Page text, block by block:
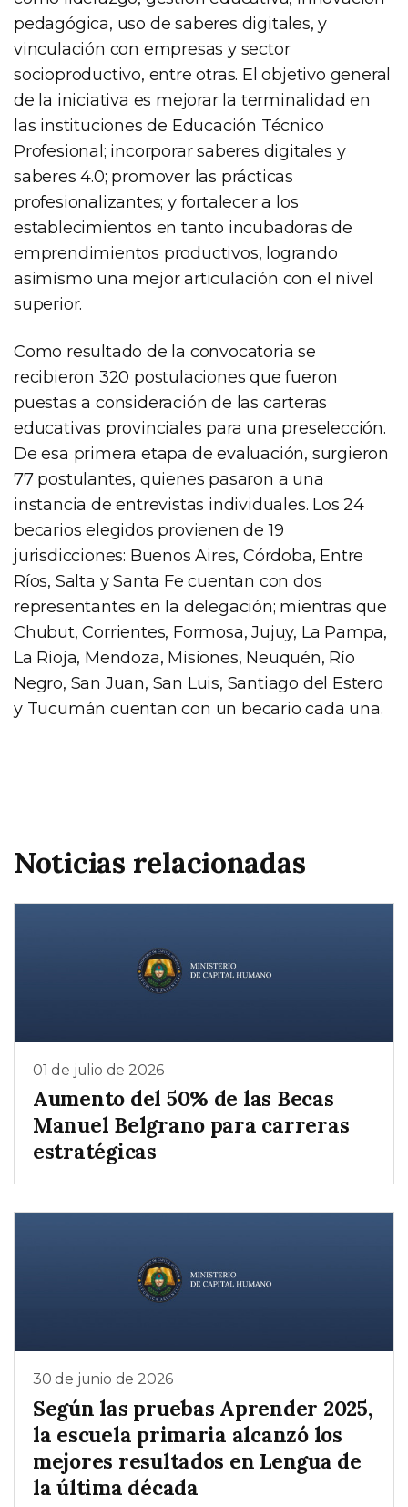
pedagógica, uso de saberes digitales, y
vinculación con empresas y sector
socioproductivo, entre otras. El objetivo general
de la iniciativa es mejorar la terminalidad en
las instituciones de Educación Técnico
Profesional; incorporar saberes digitales y
saberes 4.0; promover las prácticas
profesionalizantes; y fortalecer a los
establecimientos en tanto incubadoras de
emprendimientos productivos, logrando
asimismo una mejor articulación con el nivel
superior.
Como resultado de la convocatoria se
recibieron 320 postulaciones que fueron
puestas a consideración de las carteras
educativas provinciales para una preselección.
De esa primera etapa de evaluación, surgieron
77 postulantes, quienes pasaron a una
instancia de entrevistas individuales. Los 24
becarios elegidos provienen de 19
jurisdicciones: Buenos Aires, Córdoba, Entre
Ríos, Salta y Santa Fe cuentan con dos
representantes en la delegación; mientras que
Chubut, Corrientes, Formosa, Jujuy, La Pampa,
La Rioja, Mendoza, Misiones, Neuquén, Río
Negro, San Juan, San Luis, Santiago del Estero
y Tucumán cuentan con un becario cada una.
Noticias relacionadas
01 de julio de 2026
Aumento del 50% de las Becas
Manuel Belgrano para carreras
estratégicas
30 de junio de 2026
Según las pruebas Aprender 2025,
la escuela primaria alcanzó los
mejores resultados en Lengua de
la última década